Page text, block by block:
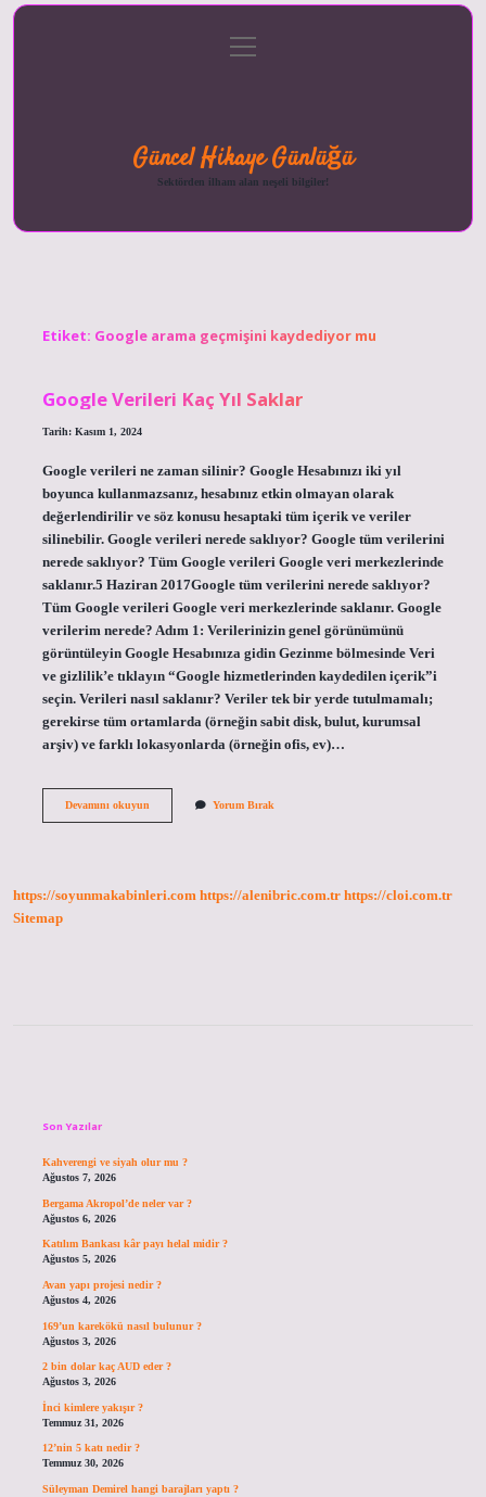
menüyü
aç
Güncel Hikaye Günlüğü
Sektörden ilham alan neşeli bilgiler!
Etiket: Google arama geçmişini kaydediyor mu
Google Verileri Kaç Yıl Saklar
Tarih: Kasım 1, 2024
Google verileri ne zaman silinir? Google Hesabınızı iki yıl
boyunca kullanmazsanız, hesabınız etkin olmayan olarak
değerlendirilir ve söz konusu hesaptaki tüm içerik ve veriler
silinebilir. Google verileri nerede saklıyor? Google tüm verilerini
nerede saklıyor? Tüm Google verileri Google veri merkezlerinde
saklanır.5 Haziran 2017Google tüm verilerini nerede saklıyor?
Tüm Google verileri Google veri merkezlerinde saklanır. Google
verilerim nerede? Adım 1: Verilerinizin genel görünümünü
görüntüleyin Google Hesabınıza gidin Gezinme bölmesinde Veri
ve gizlilik’e tıklayın “Google hizmetlerinden kaydedilen içerik”i
seçin. Verileri nasıl saklanır? Veriler tek bir yerde tutulmamalı;
gerekirse tüm ortamlarda (örneğin sabit disk, bulut, kurumsal
arşiv) ve farklı lokasyonlarda (örneğin ofis, ev)…
Devamını okuyunGoogle
Yorum Bırak
https://soyunmakabinleri.com https://alenibric.com.tr https://cloi.com.tr
Sitemap
Son Yazılar
Kahverengi ve siyah olur mu ?
Ağustos 7, 2026
Bergama Akropol’de neler var ?
Ağustos 6, 2026
Katılım Bankası kâr payı helal midir ?
Ağustos 5, 2026
Avan yapı projesi nedir ?
Ağustos 4, 2026
169’un karekökü nasıl bulunur ?
Ağustos 3, 2026
2 bin dolar kaç AUD eder ?
Ağustos 3, 2026
İnci kimlere yakışır ?
Temmuz 31, 2026
12’nin 5 katı nedir ?
Temmuz 30, 2026
Süleyman Demirel hangi barajları yaptı ?